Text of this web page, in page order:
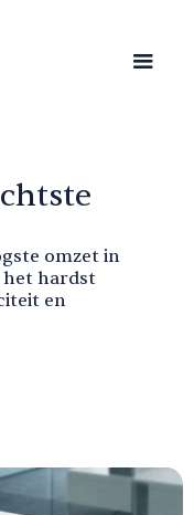
omzet in
het hardst
en